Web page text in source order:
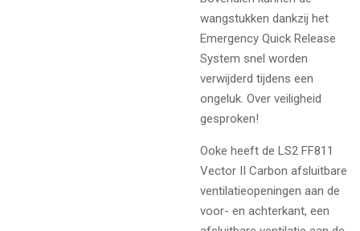
wangstukken dankzij het
Emergency Quick Release
System snel worden
verwijderd tijdens een
ongeluk. Over veiligheid
gesproken!
Ooke heeft de LS2 FF811
Vector II Carbon afsluitbare
ventilatieopeningen aan de
voor- en achterkant, een